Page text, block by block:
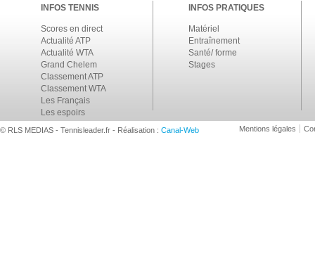
INFOS TENNIS
Scores en direct
Actualité ATP
Actualité WTA
Grand Chelem
Classement ATP
Classement WTA
Les Français
Les espoirs
INFOS PRATIQUES
Matériel
Entraînement
Santé/ forme
Stages
© RLS MEDIAS - Tennisleader.fr - Réalisation : Canal-Web Mentions légales